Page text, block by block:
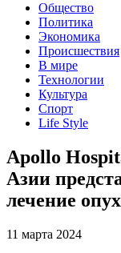
Общество
Политика
Экономика
Происшествия
В мире
Технологии
Культура
Спорт
Life Style
Apollo
Азии
лечение
11 марта 2024